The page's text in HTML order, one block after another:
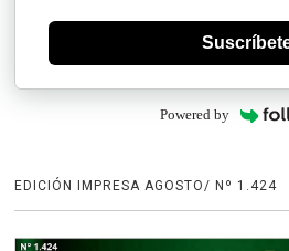
Powered by
EDICIÓN IMPRESA AGOSTO/ Nº 1.424